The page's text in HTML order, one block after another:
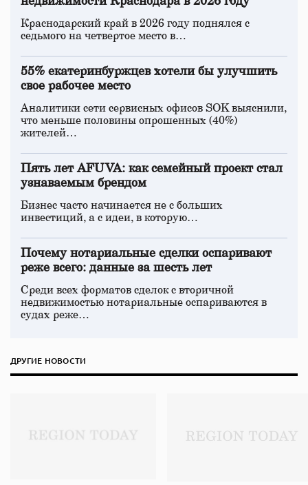
Краснодарский край в 2026 году поднялся с
седьмого на четвертое место в…
55% екатеринбуржцев хотели бы улучшить
свое рабочее место
Аналитики сети сервисных офисов SOK выяснили,
что меньше половины опрошенных (40%)
жителей…
Пять лет AFUVA: как семейный проект стал
узнаваемым брендом
Бизнес часто начинается не с больших
инвестиций, а с идеи, в которую…
Почему нотариальные сделки оспаривают
реже всего: данные за шесть лет
Среди всех форматов сделок с вторичной
недвижимостью нотариальные оспариваются в
судах реже…
ДРУГИЕ НОВОСТИ